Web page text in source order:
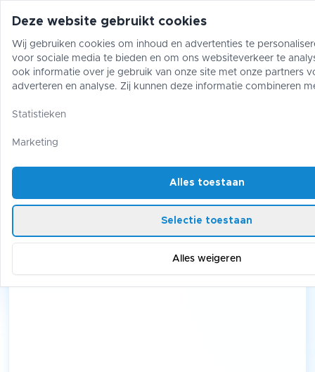
Pokémon One Piece Magic The
Collectables
Pikachu Tokyo Skytree
Deze website gebruikt cookies
Wij gebruiken cookies om inhoud en advertenties te
voor sociale media te bieden en om ons websiteverkeer te
ook informatie over je gebruik van onze site met onze partners
adverteren en analyse. Zij kunnen deze informatie combineren
gebruik van hun diensten.
Statistieken
Marketing
Alles toestaan
Selectie toestaan
Alles weigeren